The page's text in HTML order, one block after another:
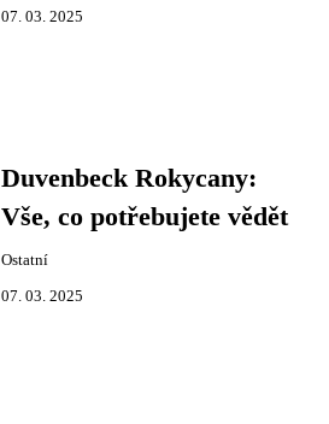
07. 03. 2025
Duvenbeck Rokycany:
Vše, co potřebujete vědět
Ostatní
07. 03. 2025